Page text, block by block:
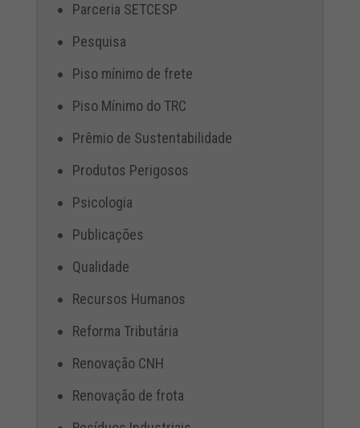
Parceria SETCESP
Pesquisa
Piso mínimo de frete
Piso Mínimo do TRC
Prêmio de Sustentabilidade
Produtos Perigosos
Psicologia
Publicações
Qualidade
Recursos Humanos
Reforma Tributária
Renovação CNH
Renovação de frota